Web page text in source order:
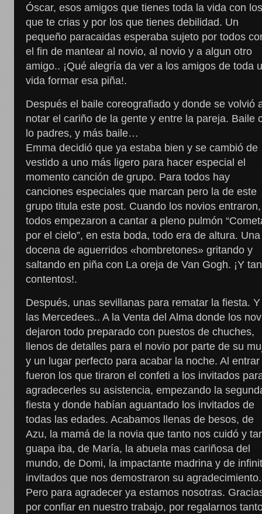
Óscar, esos amigos que tienes toda la vida con
que te crias y por los que tienes debilidad. Un
pequeño paracaidas esperaba sujeto por todos
el fin de mantear al novio, al novio y a algun otro
amigo.. ¡Qué alegría da ver a los amigos de toda
vida formar esa piña!.
Después el baile coreografiado y donde se volvió
notar el cariño de la gente y entre la pareja. Baile
lo padres, y más baile…
Emma decidió que ya estaba bien y se cambió de
vestido a uno más ligero para hacer especial el
momento canción de grupo. Para todos hay
canciones especiales que marcan pero la de este
grupo titula este post. Cuando los novios entraron,
todos empezaron a cantar a pleno pulmón
por el cielo”, en esta boda, todo era de altura. Una
docena de aguerridos «hombretones» gritando y
saltando en piña con La oreja de Van Gogh. ¡Y tan
contentos!.
Después, unas sevillanas para rematar la fiesta.
las Mercedees.. A la Venta del Alma donde los
dejaron todo preparado con puestos de chuches,
llenos de detalles para el novio por parte de su
y un lugar perfecto para acabar la noche. Al entrar
fueron los que tiraron el confeti a los invitados
agradecerles su asistencia, empezando la
fiesta y donde habían aguantado los invitados de
todas las edades. Acabamos llenas de besos, de
Azu, la mamá de la novia que tanto nos cuidó y
guapa iba, de María, la abuela mas cariñosa del
mundo, de Domi, la impactante madrina y de
invitados que nos demostraron su agradecimiento.
Pero para agradecer ya estamos nosotras.
por confiar en nuestro trabajo, por regalarnos